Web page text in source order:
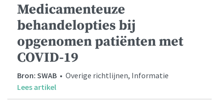
Medicamenteuze
behandelopties bij
opgenomen patiënten met
COVID-19
Bron: SWAB • Overige richtlijnen, Informatie
Lees artikel